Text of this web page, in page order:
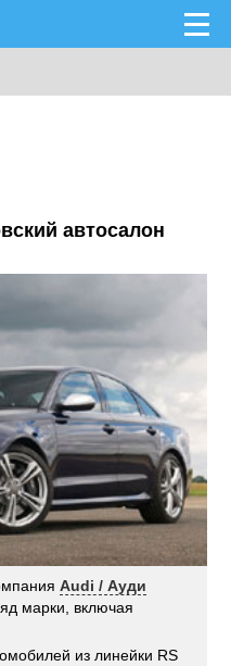
автосалон
Audi / Ауди
марки, включая
из линейки RS